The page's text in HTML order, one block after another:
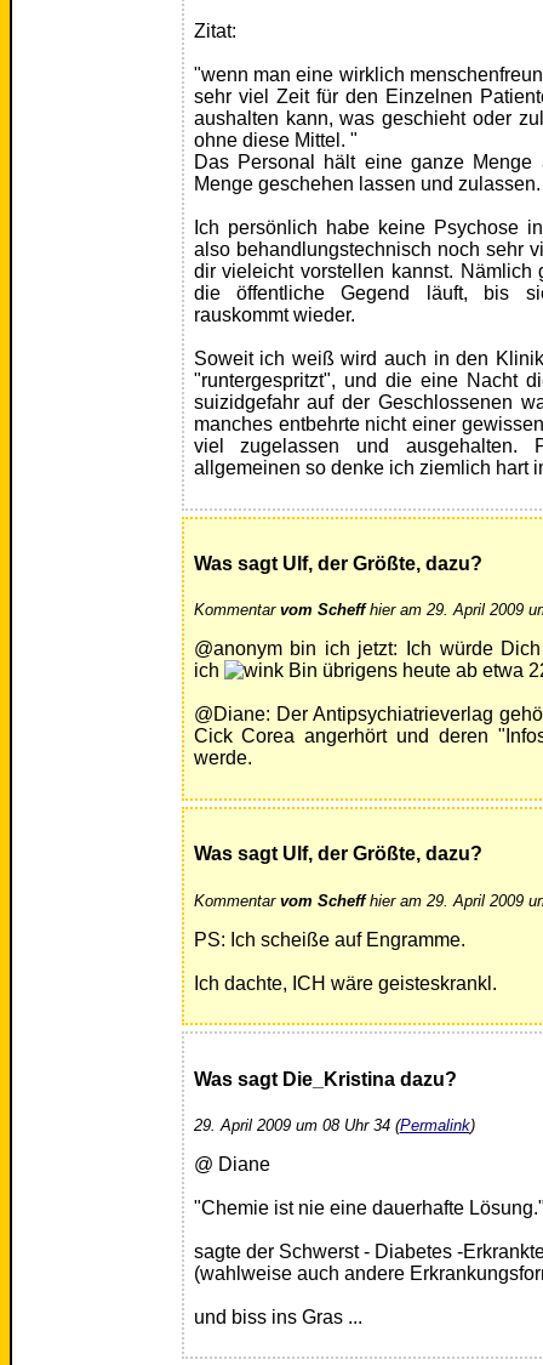
Zitat:
"wenn man eine wirklich
sehr viel Zeit für den Einzelnen
aushalten kann, was geschieht oder
ohne diese Mittel. "
Das Personal hält eine ganze
Menge geschehen lassen und zulassen.
Ich persönlich habe keine Psychose
also behandlungstechnisch noch sehr
dir vieleicht vorstellen kannst. Nämlich
die öffentliche Gegend läuft, bis
rauskommt wieder.
Soweit ich weiß wird auch in den
"runtergespritzt", und die eine Nacht
suizidgefahr auf der Geschlossenen
manches entbehrte nicht einer
viel zugelassen und ausgehalten.
allgemeinen so denke ich ziemlich hart
Was sagt Ulf, der Größte, dazu?
Kommentar vom Scheffhier am 29. April 2009
@anonym bin ich jetzt: Ich würde
ich
Bin übrigens heute ab etwa
@Diane: Der Antipsychiatrieverlag
Cick Corea angerhört und deren
werde.
Was sagt Ulf, der Größte, dazu?
Kommentar vom Scheffhier am 29. April 2009
PS: Ich scheiße auf Engramme.
Ich dachte, ICH wäre geisteskrankl.
Was sagt Die_Kristina dazu?
29. April 2009 um 08 Uhr 34 (Permalink)
@ Diane
"Chemie ist nie eine dauerhafte
sagte der Schwerst - Diabetes -
(wahlweise auch andere
und biss ins Gras ...